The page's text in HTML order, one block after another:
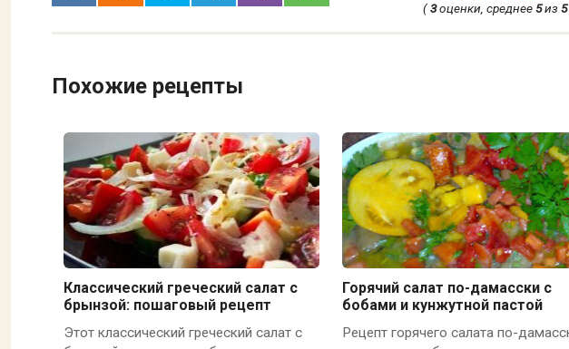
(3оценки, среднее5из5
Похожие рецепты
Классический греческий салат с
брынзой: пошаговый рецепт
Этот классический греческий салат с
Горячий салат по-дамасски с
бобами и кунжутной пастой
Рецепт горячего салата по-